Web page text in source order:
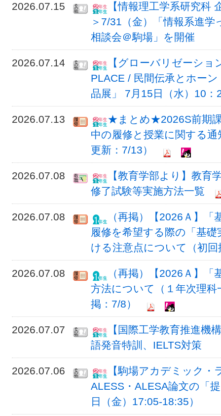
2026.07.15
【情報理工学系研究科
＞7/31（金）「情報系進
相談会＠駒場」を開催
2026.07.14
【グローバリゼーシ
PLACE / 民間伝承とホー
品展」 7月15日（水）10
2026.07.13
★まとめ★2026S前期
中の履修と授業に関する
更新：7/13）
2026.07.08
【教育学部より】教育
修了試験等実施方法一覧
2026.07.08
（再掲）【2026Ａ】
履修を希望する際の「基
ける注意点について（初
2026.07.08
（再掲）【2026Ａ】
方法について（１年次理
掲：7/8）
2026.07.07
【国際工学教育推進機
語発音特訓、IELTS対策
2026.07.06
【駒場アカデミック
ALESS・ALESA論文の「
日（金）17:05-18:35）